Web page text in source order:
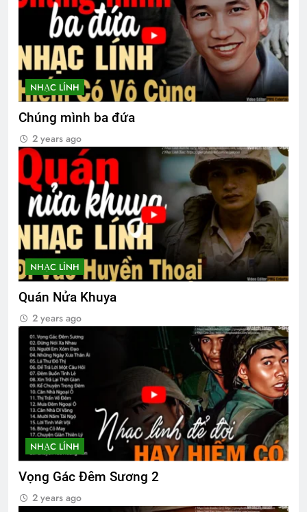
NHẠC LÍNH
Chúng mình ba đứa
2 years ago
NHẠC LÍNH
Quán Nửa Khuya
2 years ago
NHẠC LÍNH
Vọng Gác Đêm Sương 2
2 years ago